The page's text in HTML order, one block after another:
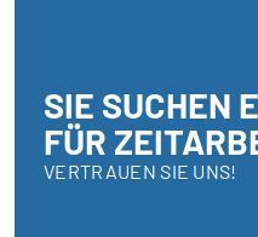
SIE SUCHEN
FÜR
VERTRAUEN SIE UNS!